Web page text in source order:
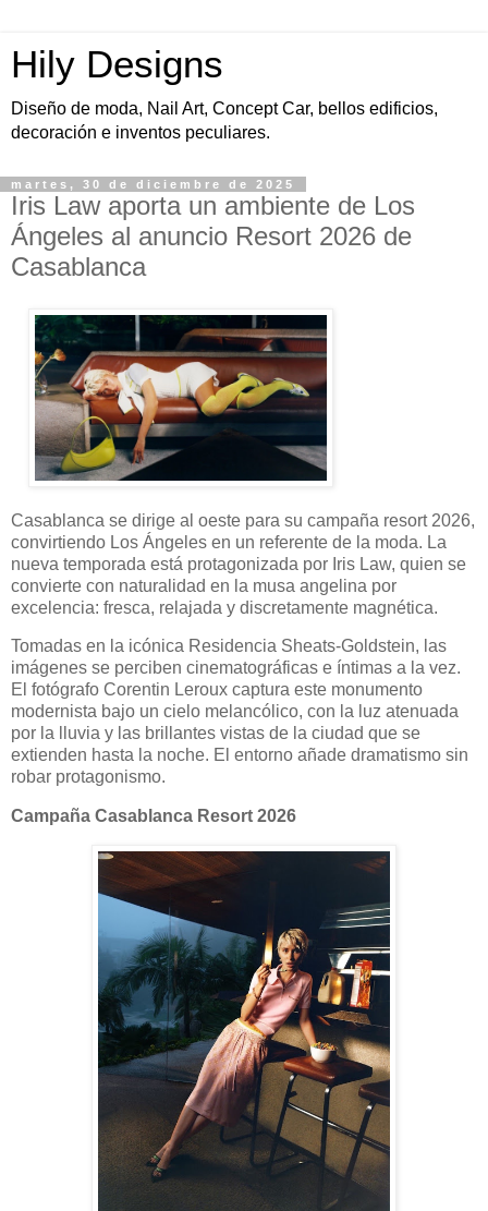
Hily Designs
Diseño de moda, Nail Art, Concept Car, bellos edificios,
decoración e inventos peculiares.
martes, 30 de diciembre de 2025
Iris Law aporta un ambiente de Los
Ángeles al anuncio Resort 2026 de
Casablanca
Casablanca se dirige al oeste para su campaña resort 2026,
convirtiendo Los Ángeles en un referente de la moda. La
nueva temporada está protagonizada por Iris Law, quien se
convierte con naturalidad en la musa angelina por
excelencia: fresca, relajada y discretamente magnética.
Tomadas en la icónica Residencia Sheats-Goldstein, las
imágenes se perciben cinematográficas e íntimas a la vez.
El fotógrafo Corentin Leroux captura este monumento
modernista bajo un cielo melancólico, con la luz atenuada
por la lluvia y las brillantes vistas de la ciudad que se
extienden hasta la noche. El entorno añade dramatismo sin
robar protagonismo.
Campaña Casablanca Resort 2026